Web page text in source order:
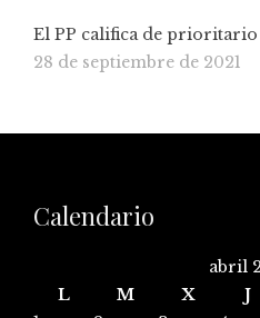
El PP califica de prioritario
28 de septiembre de 2021
Calendario
abril
L
M X J